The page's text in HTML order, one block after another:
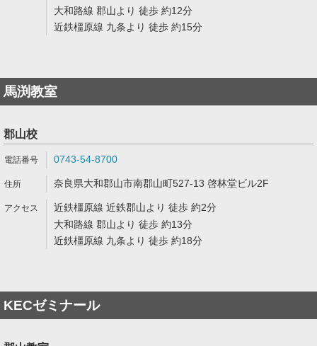
大和路線 郡山より 徒歩 約12分
近鉄橿原線 九条より 徒歩 約15分
馬渕教室
郡山校
0743-54-8700
奈良県大和郡山市南郡山町527-13 啓林堂ビル2F
近鉄橿原線 近鉄郡山より 徒歩 約2分
大和路線 郡山より 徒歩 約13分
近鉄橿原線 九条より 徒歩 約18分
KECゼミナール